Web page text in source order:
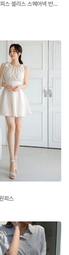
스타일섹시 🌊 원피스 셀리스 스퀘어넥 반팔 슬림 플레어 미니 여성원피스 8385
피스